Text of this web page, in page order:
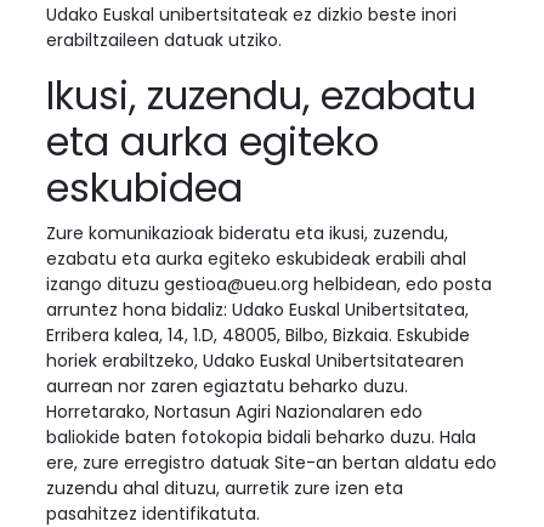
Udako Euskal unibertsitateak ez dizkio beste inori
erabiltzaileen datuak utziko.
Ikusi, zuzendu, ezabatu
eta aurka egiteko
eskubidea
Zure komunikazioak bideratu eta ikusi, zuzendu,
ezabatu eta aurka egiteko eskubideak erabili ahal
izango dituzu gestioa@ueu.org helbidean, edo posta
arruntez hona bidaliz: Udako Euskal Unibertsitatea,
Erribera kalea, 14, 1.D, 48005, Bilbo, Bizkaia. Eskubide
horiek erabiltzeko, Udako Euskal Unibertsitatearen
aurrean nor zaren egiaztatu beharko duzu.
Horretarako, Nortasun Agiri Nazionalaren edo
baliokide baten fotokopia bidali beharko duzu. Hala
ere, zure erregistro datuak Site-an bertan aldatu edo
zuzendu ahal dituzu, aurretik zure izen eta
pasahitzez identifikatuta.